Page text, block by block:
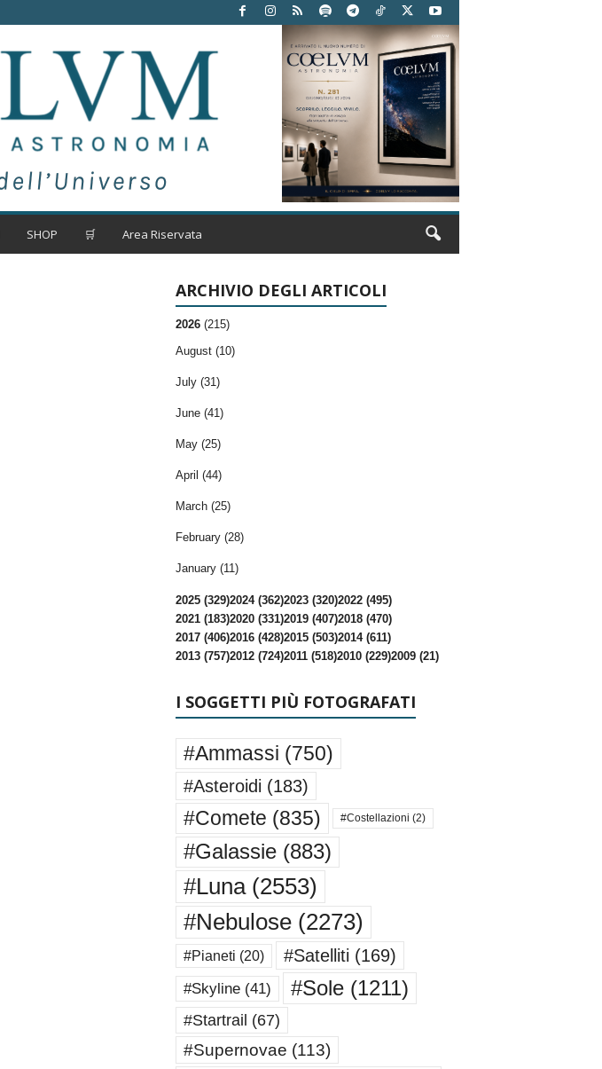
SHOP 🛒 Area Riservata
ARCHIVIO DEGLI ARTICOLI
2026 (215)
August (10)
July (31)
June (41)
May (25)
April (44)
March (25)
February (28)
January (11)
2025 (329)2024 (362)2023 (320)2022 (495)
2021 (183)2020 (331)2019 (407)2018 (470)
2017 (406)2016 (428)2015 (503)2014 (611)
2013 (757)2012 (724)2011 (518)2010 (229)2009 (21)
I SOGGETTI PIÙ FOTOGRAFATI
#Ammassi (750)
#Asteroidi (183)
#Comete (835) #Costellazioni (2)
#Galassie(883)
#Luna(2553)
#Nebulose(2273)
#Pianeti (20) #Satelliti (169)
#Skyline(41) #Sole(1211)
#Startrail (67)
#Supernovae (113)